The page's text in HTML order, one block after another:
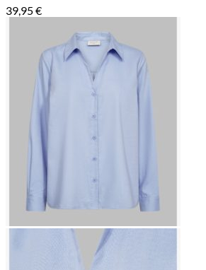
39,95€